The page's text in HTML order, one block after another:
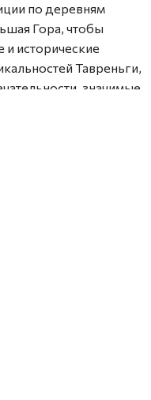
по деревням
Гора, чтобы
исторические
Тавреньги,
значимые